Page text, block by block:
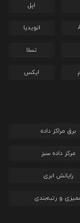
اپل
انویدیا
تسلا
ایکس
برق مراکز داده
مرکز داده سبز
رایانش ابری
و رتبه‌بندی